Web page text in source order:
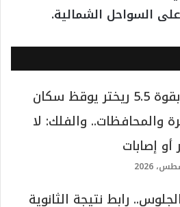
السواحل الشمالية.
زلزال بقوة 5.5 ريختر يوقظ سكان
والمحافظات.. والفلك: لا
إصابات
رابط نتيجة الثانوية